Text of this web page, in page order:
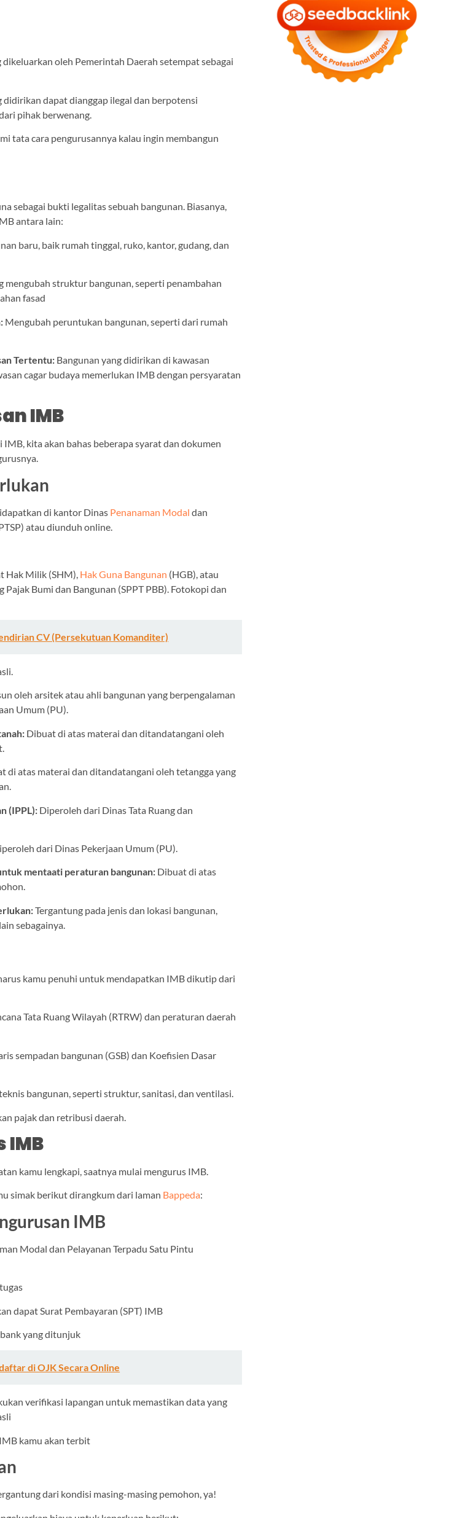
oleh Pemerintah Daerah setempat sebagai
didirikan dapat dianggap ilegal dan berpotensi
pihak berwenang.
tata cara pengurusannya kalau ingin membangun
sebagai bukti legalitas sebuah bangunan. Biasanya,
antara lain:
baru, baik rumah tinggal, ruko, kantor, gudang, dan
mengubah struktur bangunan, seperti penambahan
fasad
Mengubah peruntukan bangunan, seperti dari rumah
Tertentu: Bangunan yang didirikan di kawasan
cagar budaya memerlukan IMB dengan persyaratan
IMB
kita akan bahas beberapa syarat dan dokumen
di kantor Dinas Penanaman Modal dan
atau diunduh online.
Hak Milik (SHM), Hak Guna Bangunan (HGB), atau
Pajak Bumi dan Bangunan (SPPT PBB). Fotokopi dan
CV (Persekutuan Komanditer)
oleh arsitek atau ahli bangunan yang berpengalaman
Umum (PU).
Dibuat di atas materai dan ditandatangani oleh
di atas materai dan ditandatangani oleh tetangga yang
(IPPL): Diperoleh dari Dinas Tata Ruang dan
dari Dinas Pekerjaan Umum (PU).
mentaati peraturan bangunan: Dibuat di atas
Tergantung pada jenis dan lokasi bangunan,
sebagainya.
kamu penuhi untuk mendapatkan IMB dikutip dari
Tata Ruang Wilayah (RTRW) dan peraturan daerah
sempadan bangunan (GSB) dan Koefisien Dasar
bangunan, seperti struktur, sanitasi, dan ventilasi.
pajak dan retribusi daerah.
IMB
kamu lengkapi, saatnya mulai mengurus IMB.
simak berikut dirangkum dari laman Bappeda:
IMB
Modal dan Pelayanan Terpadu Satu Pintu
dapat Surat Pembayaran (SPT) IMB
yang ditunjuk
di OJK Secara Online
verifikasi lapangan untuk memastikan data yang
kamu akan terbit
dari kondisi masing-masing pemohon, ya!